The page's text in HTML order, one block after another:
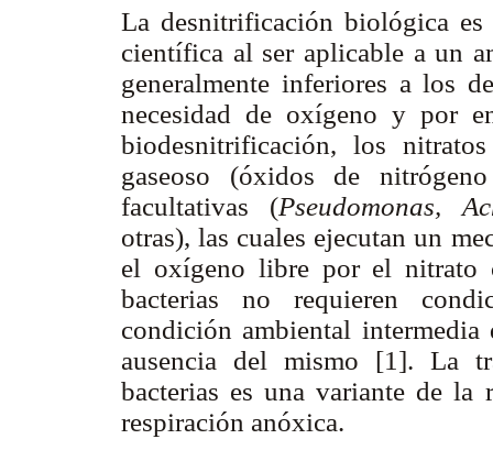
La desnitrificación biológica es
científica al ser aplicable a un
generalmente inferiores a los
necesidad de oxígeno y por
biodesnitrificación, los
gaseoso (óxidos de
facultativas (Pseudomonas,
otras), las cuales ejecutan un
el oxígeno libre por el nitrato
bacterias no requieren
condición ambiental
ausencia del mismo [1]. La
bacterias es una variante de la
respiración anóxica.